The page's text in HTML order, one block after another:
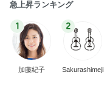
急上昇ランキング
1
加藤紀子
2
Sakurashimeji